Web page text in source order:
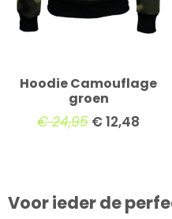
Hoodie Camouflage
groen
€24,95 €12,48
Voor ieder de